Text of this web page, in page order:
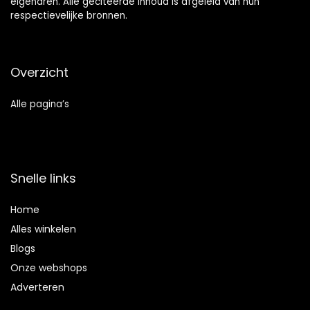
respectievelijke bronnen.
Overzicht
Alle pagina’s
Snelle links
Home
Alles winkelen
Blogs
Onze webshops
Adverteren